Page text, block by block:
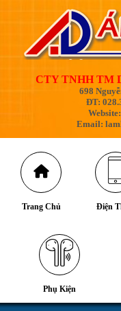
CTY TNHH TM
698
ĐT:
Email:
Trang Chủ Điện
Phụ Kiện